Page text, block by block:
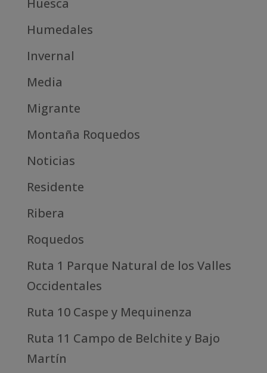
Huesca
Humedales
Invernal
Media
Migrante
Montaña Roquedos
Noticias
Residente
Ribera
Roquedos
Ruta 1 Parque Natural de los Valles
Occidentales
Ruta 10 Caspe y Mequinenza
Ruta 11 Campo de Belchite y Bajo
Martín